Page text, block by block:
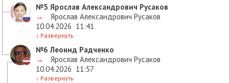
№5 Ярослав Александрович Русаков
→
Ярослав Александрович Русаков
10.04.2026 11:41
↓ Развернуть
№6 Леонид Радченко
→
Ярослав Александрович Русаков
10.04.2026 11:57
↓ Развернуть